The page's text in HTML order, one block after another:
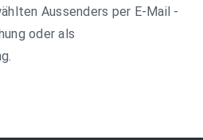
Aussenders per E-Mail -
oder als